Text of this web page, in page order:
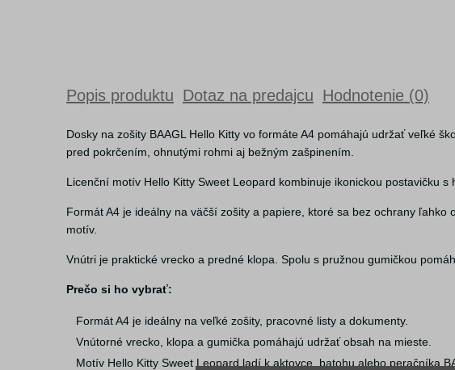
Popis produktu Dotaz na predajcu Hodnotenie (0)
Dosky na zošity BAAGL Hello Kitty vo formáte A4 pomáhajú udržať veľké
pred pokrčením, ohnutými rohmi aj bežným zašpinením.
Licenční motív Hello Kitty Sweet Leopard kombinuje ikonickou postavičku s
Formát A4 je ideálny na väčší zošity a papiere, ktoré sa bez ochrany
motív.
Vnútri je praktické vrecko a predné klopa. Spolu s pružnou gumičkou
Prečo si ho vybrať:
Formát A4 je ideálny na veľké zošity, pracovné listy a dokumenty.
Vnútorné vrecko, klopa a gumička pomáhajú udržať obsah na mieste.
Motív Hello Kitty Sweet Leopard ladí k aktovce, batohu alebo peračníka